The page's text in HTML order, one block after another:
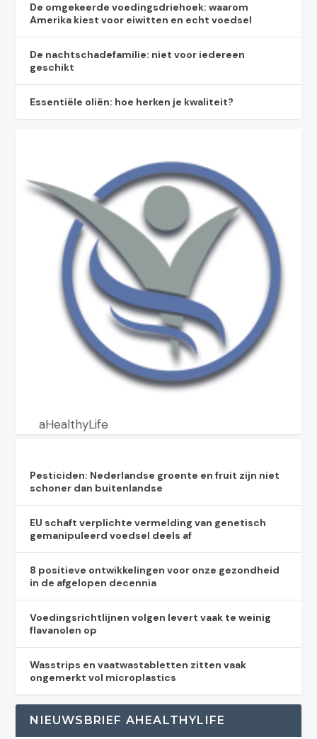
De omgekeerde voedingsdriehoek: waarom
Amerika kiest voor eiwitten en echt voedsel
De nachtschadefamilie: niet voor iedereen
geschikt
Essentiële oliën: hoe herken je kwaliteit?
aHealthyLife
Pesticiden: Nederlandse groente en fruit zijn niet
schoner dan buitenlandse
EU schaft verplichte vermelding van genetisch
gemanipuleerd voedsel deels af
8 positieve ontwikkelingen voor onze gezondheid
in de afgelopen decennia
Voedingsrichtlijnen volgen levert vaak te weinig
flavanolen op
Wasstrips en vaatwastabletten zitten vaak
ongemerkt vol microplastics
NIEUWSBRIEF AHEALTHYLIFE